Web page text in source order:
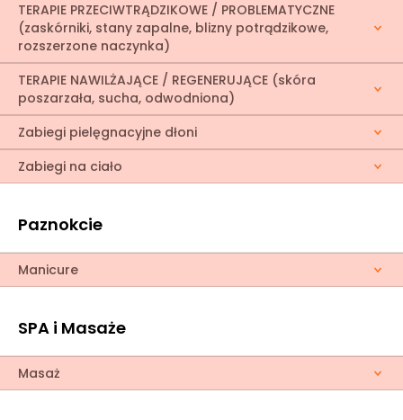
TERAPIE PRZECIWTRĄDZIKOWE / PROBLEMATYCZNE
(zaskórniki, stany zapalne, blizny potrądzikowe,
rozszerzone naczynka)
TERAPIE NAWILŻAJĄCE / REGENERUJĄCE (skóra
poszarzała, sucha, odwodniona)
Zabiegi pielęgnacyjne dłoni
Zabiegi na ciało
Paznokcie
Manicure
SPA i Masaże
Masaż